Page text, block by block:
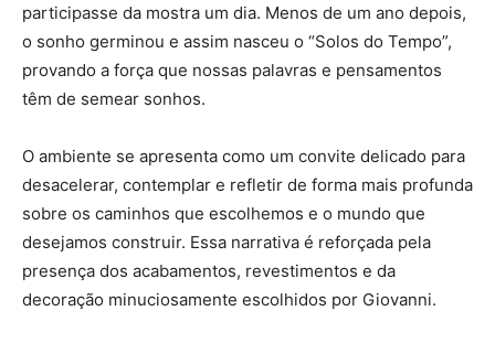
participasse da mostra um dia. Menos de um ano depois,
o sonho germinou e assim nasceu o “Solos do Tempo”,
provando a força que nossas palavras e pensamentos
têm de semear sonhos.
O ambiente se apresenta como um convite delicado para
desacelerar, contemplar e refletir de forma mais profunda
sobre os caminhos que escolhemos e o mundo que
desejamos construir. Essa narrativa é reforçada pela
presença dos acabamentos, revestimentos e da
decoração minuciosamente escolhidos por Giovanni.